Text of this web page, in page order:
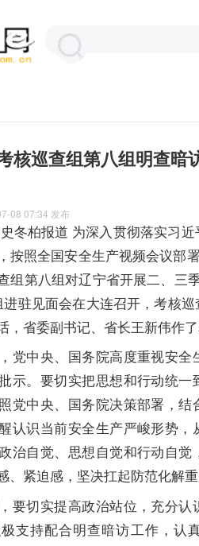
核巡查组第八组明查暗
08 07:34 发布
柏报道 为深入贯彻落实习近
按照全国安全生产视频会议部
组第八组对辽宁省开展二、三
进驻见面会在大连召开，考核
，省委副书记、省长王新伟作了
中央、国务院高度重视安全
示。要切实把思想和行动统一
党中央、国务院决策部署，结
认识当前安全生产严峻形势，
治自觉、思想自觉和行动自觉
、紧迫感，坚决扛起防范化解
切实提高政治站位，充分认
支持配合明查暗访工作，认